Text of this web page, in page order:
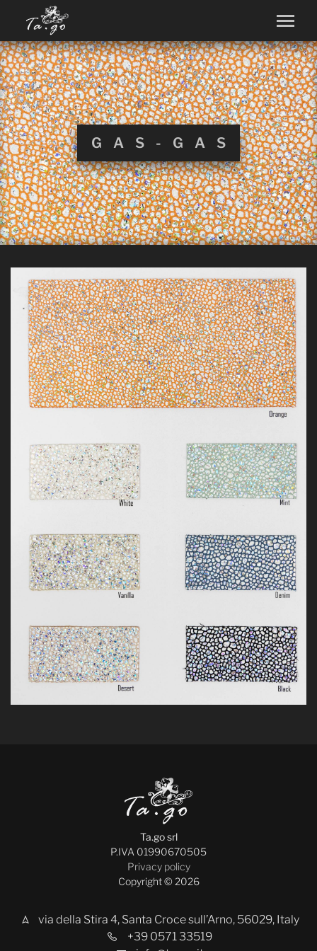
GAS-GAS
Ta.go srl
P.IVA 01990670505
Privacy policy
Copyright © 2026
via della Stira 4, Santa Croce sull’Arno, 56029, Italy
+39 0571 33519